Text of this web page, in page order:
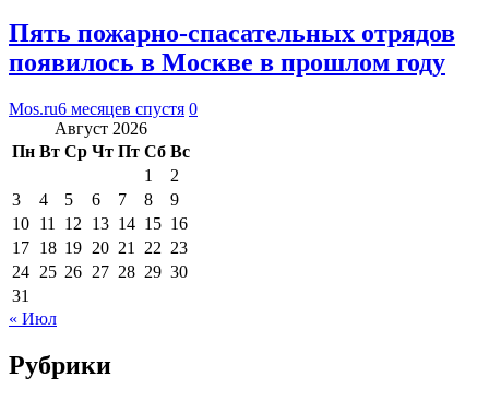
Пять пожарно-спасательных отрядов
появилось в Москве в прошлом году
Mos.ru6 месяцев спустя 0
Август 2026
Пн Вт Ср Чт Пт Сб Вс
1
2
3
4 5 6 7 8
9
10 11 12 13 14 15 16
17 18 19 20 21 22 23
24 25 26 27 28 29 30
31
« Июл
Рубрики